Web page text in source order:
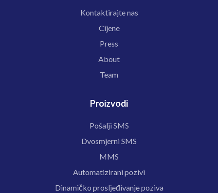
Kontaktirajte nas
Cijene
Press
About
Team
Proizvodi
Pošalji SMS
Dvosmjerni SMS
MMS
Automatizirani pozivi
Dinamičko prosljeđivanje poziva